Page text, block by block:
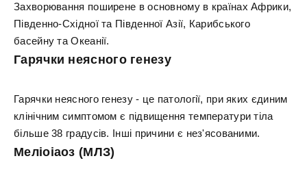
Захворювання поширене в основному в країнах Африки,
Південно-Східної та Південної Азії, Карибського
басейну та Океанії.
Гарячки неясного генезу
Гарячки неясного генезу - це патології, при яких єдиним
клінічним симптомом є підвищення температури тіла
більше 38 градусів. Інші причини є нез'ясованими.
Меліоіаоз (МЛЗ)